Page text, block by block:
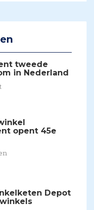
tweede
in Nederland
opent 45e
Depot